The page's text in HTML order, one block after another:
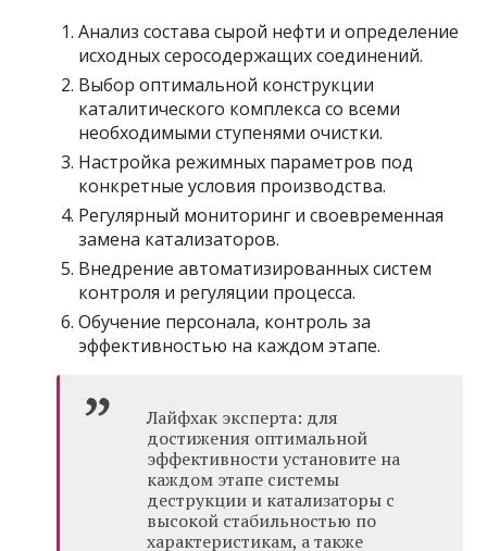
Анализ состава сырой нефти и определение
исходных серосодержащих соединений.
Выбор оптимальной конструкции
каталитического комплекса со всеми
необходимыми ступенями очистки.
Настройка режимных параметров под
конкретные условия производства.
Регулярный мониторинг и своевременная
замена катализаторов.
Внедрение автоматизированных систем
контроля и регуляции процесса.
Обучение персонала, контроль за
эффективностью на каждом этапе.
Лайфхак эксперта: для
достижения оптимальной
эффективности установите на
каждом этапе системы
деструкции и катализаторы с
высокой стабильностью по
характеристикам, а также